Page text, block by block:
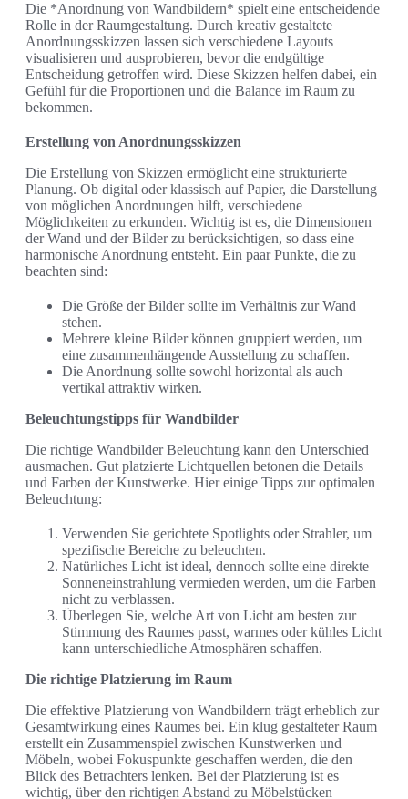
Die *Anordnung von Wandbildern* spielt eine entscheidende
Rolle in der Raumgestaltung. Durch kreativ gestaltete
Anordnungsskizzen lassen sich verschiedene Layouts
visualisieren und ausprobieren, bevor die endgültige
Entscheidung getroffen wird. Diese Skizzen helfen dabei, ein
Gefühl für die Proportionen und die Balance im Raum zu
bekommen.
Erstellung von Anordnungsskizzen
Die Erstellung von Skizzen ermöglicht eine strukturierte
Planung. Ob digital oder klassisch auf Papier, die Darstellung
von möglichen Anordnungen hilft, verschiedene
Möglichkeiten zu erkunden. Wichtig ist es, die Dimensionen
der Wand und der Bilder zu berücksichtigen, so dass eine
harmonische Anordnung entsteht. Ein paar Punkte, die zu
beachten sind:
Die Größe der Bilder sollte im Verhältnis zur Wand
stehen.
Mehrere kleine Bilder können gruppiert werden, um
eine zusammenhängende Ausstellung zu schaffen.
Die Anordnung sollte sowohl horizontal als auch
vertikal attraktiv wirken.
Beleuchtungstipps für Wandbilder
Die richtige Wandbilder Beleuchtung kann den Unterschied
ausmachen. Gut platzierte Lichtquellen betonen die Details
und Farben der Kunstwerke. Hier einige Tipps zur optimalen
Beleuchtung:
Verwenden Sie gerichtete Spotlights oder Strahler, um
spezifische Bereiche zu beleuchten.
Natürliches Licht ist ideal, dennoch sollte eine direkte
Sonneneinstrahlung vermieden werden, um die Farben
nicht zu verblassen.
Überlegen Sie, welche Art von Licht am besten zur
Stimmung des Raumes passt, warmes oder kühles Licht
kann unterschiedliche Atmosphären schaffen.
Die richtige Platzierung im Raum
Die effektive Platzierung von Wandbildern trägt erheblich zur
Gesamtwirkung eines Raumes bei. Ein klug gestalteter Raum
erstellt ein Zusammenspiel zwischen Kunstwerken und
Möbeln, wobei Fokuspunkte geschaffen werden, die den
Blick des Betrachters lenken. Bei der Platzierung ist es
wichtig, über den richtigen Abstand zu Möbelstücken